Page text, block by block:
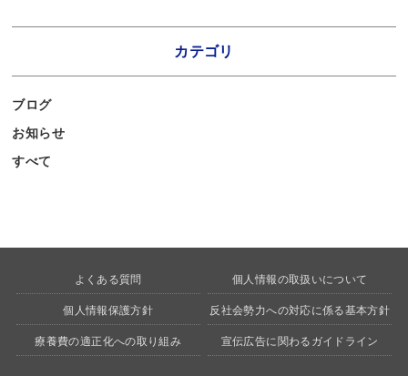
カテゴリ
ブログ
お知らせ
すべて
よくある質問 個人情報の取扱いについて
個人情報保護方針 反社会勢力への対応に係る基本方針
療養費の適正化への取り組み 宣伝広告に関わるガイドライン